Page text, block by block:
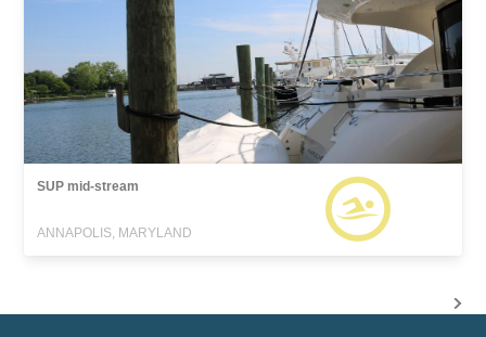
SUP mid-stream
ANNAPOLIS, MARYLAND